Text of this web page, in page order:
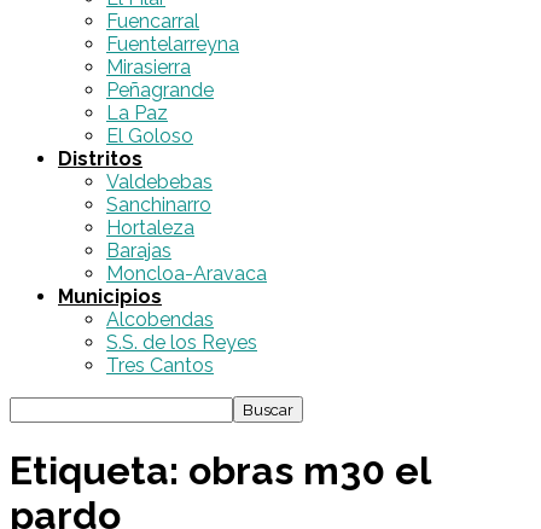
Fuencarral
Fuentelarreyna
Mirasierra
Peñagrande
La Paz
El Goloso
Distritos
Valdebebas
Sanchinarro
Hortaleza
Barajas
Moncloa-Aravaca
Municipios
Alcobendas
S.S. de los Reyes
Tres Cantos
Etiqueta: obras m30 el
pardo